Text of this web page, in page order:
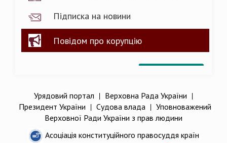
Підписка на новини
Повідом про корупцію
Урядовий портал | Верховна Рада України |
Президент України | Судова влада| Уповноважений
Верховної Ради України з прав людини
Асоціація конституційного правосуддя країн